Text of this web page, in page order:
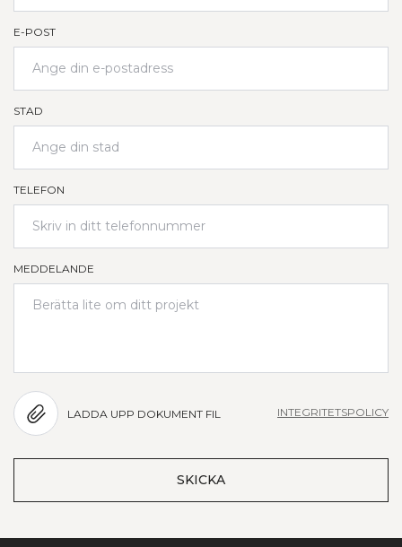
E-POST
STAD
TELEFON
MEDDELANDE
LADDA UPP DOKUMENT FIL INTEGRITETSPOLICY
SKICKA